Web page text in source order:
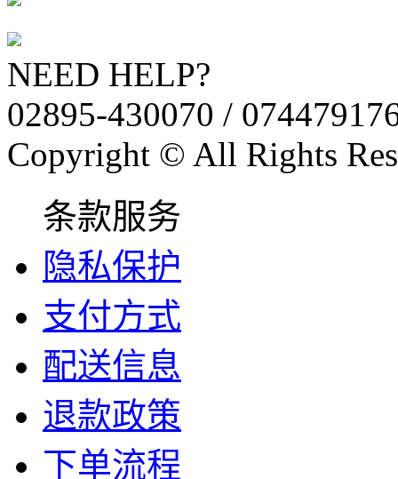
NEED HELP?
02895-430070 /
Copyright © All Rights
条款服务
隐私保护
支付方式
配送信息
退款政策
下单流程